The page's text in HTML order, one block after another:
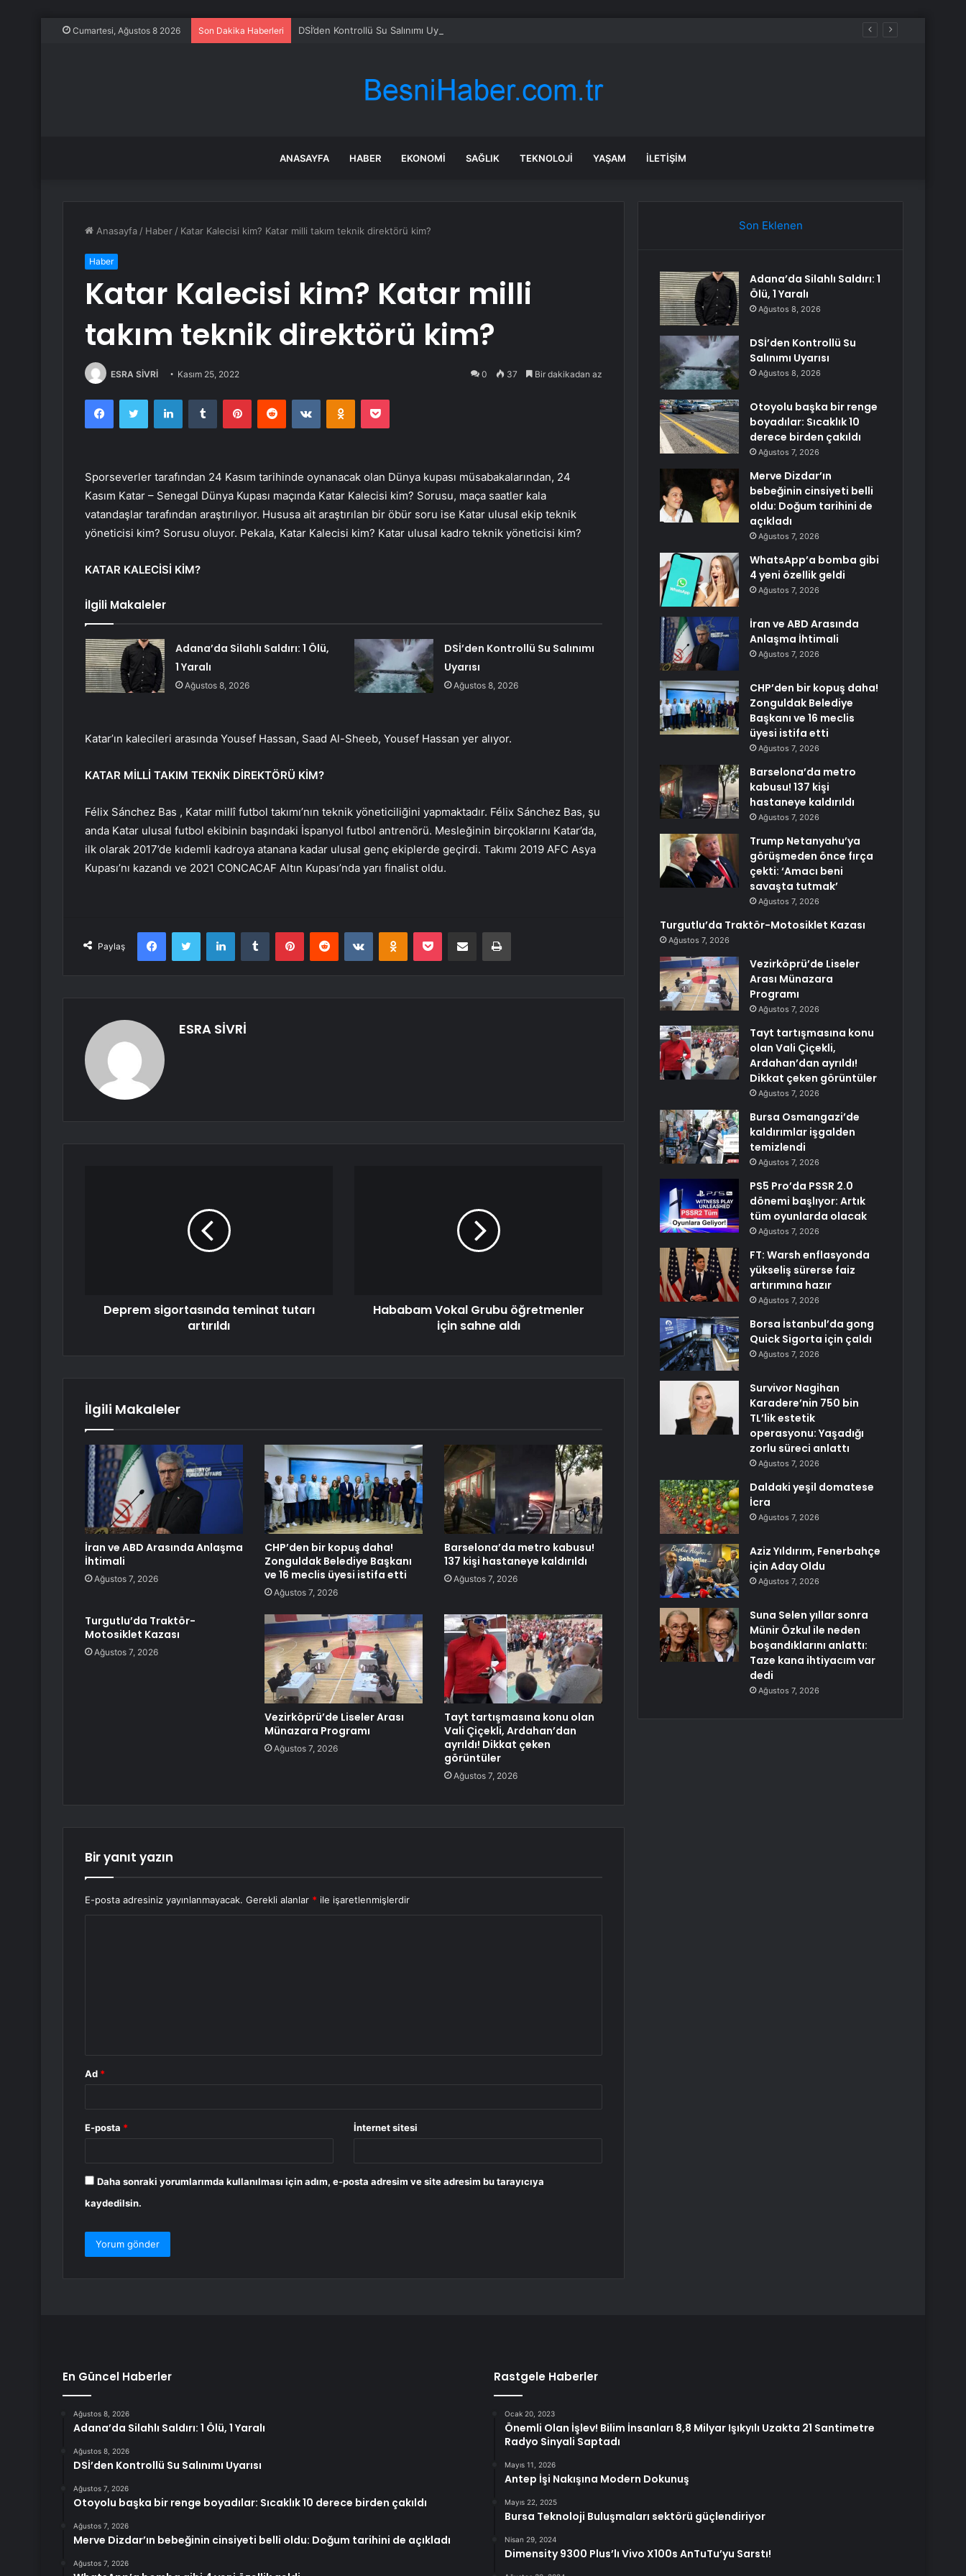
Cumartesi, Ağustos 8 2026 Son Dakika Haberleri DSİ’den Kontrollü Su Salınımı Uyarısı
ANASAYFA HABER EKONOMI SAĞLIK TEKNOLOJI YAŞAM İLETIŞIM
Anasayfa / Haber / Katar Kalecisi kim? Katar milli takım teknik direktörü kim?
Haber
Katar Kalecisi kim? Katar milli
takım teknik direktörü kim?
ESRA SİVRİ Kasım 25, 2022 0 37 Bir dakikadan az
FacebookTwitter LinkedInTumblr PinterestReddit VKontakteOdnoklassniki
Pocket
Sporseverler tarafından 24 Kasım tarihinde oynanacak olan Dünya kupası müsabakalarından, 24
Kasım Katar – Senegal Dünya Kupası maçında Katar Kalecisi kim? Sorusu, maça saatler kala
vatandaşlar tarafından araştırılıyor. Hususa ait araştırılan bir öbür soru ise Katar ulusal ekip teknik
yöneticisi kim? Sorusu oluyor. Pekala, Katar Kalecisi kim? Katar ulusal kadro teknik yöneticisi kim?
KATAR KALECİSİ KİM?
İlgili Makaleler
Adana’da Silahlı Saldırı: 1 Ölü,
1 Yaralı
Ağustos 8, 2026
DSİ’den Kontrollü Su Salınımı
Uyarısı
Ağustos 8, 2026
Katar’ın kalecileri arasında Yousef Hassan, Saad Al-Sheeb, Yousef Hassan yer alıyor.
KATAR MİLLİ TAKIM TEKNİK DİREKTÖRÜ KİM?
Félix Sánchez Bas , Katar millî futbol takımı’nın teknik yöneticiliğini yapmaktadır. Félix Sánchez Bas, şu
anda Katar ulusal futbol ekibinin başındaki İspanyol futbol antrenörü. Mesleğinin birçoklarını Katar’da,
ilk olarak 2017’de kıdemli kadroya atanana kadar ulusal genç ekiplerde geçirdi. Takımı 2019 AFC Asya
Kupası’nı kazandı ve 2021 CONCACAF Altın Kupası’nda yarı finalist oldu.
Paylaş
FacebookTwitter LinkedInTumblr PinterestReddit VKontakteOdnoklassniki
Pocket E-Posta ile paylaş Yazdır
ESRA SİVRİ
Deprem sigortasında teminat tutarı
artırıldı
Hababam Vokal Grubu öğretmenler
için sahne aldı
İlgili Makaleler
İran ve ABD Arasında Anlaşma
İhtimali
Ağustos 7, 2026
CHP’den bir kopuş daha!
Zonguldak Belediye Başkanı
ve 16 meclis üyesi istifa etti
Ağustos 7, 2026
Barselona’da metro kabusu!
137 kişi hastaneye kaldırıldı
Ağustos 7, 2026
Turgutlu’da Traktör-
Motosiklet Kazası
Ağustos 7, 2026
Vezirköprü’de Liseler Arası
Münazara Programı
Ağustos 7, 2026
Tayt tartışmasına konu olan
Vali Çiçekli, Ardahan’dan
ayrıldı! Dikkat çeken
görüntüler
Ağustos 7, 2026
Bir yanıt yazın
E-posta adresiniz yayınlanmayacak. Gerekli alanlar * ile işaretlenmişlerdir
Ad *
E-posta * İnternet sitesi
Daha sonraki yorumlarımda kullanılması için adım, e-posta adresim ve site adresim bu tarayıcıya
kaydedilsin.
Son Eklenen
Adana’da Silahlı Saldırı: 1
Ölü, 1 Yaralı
Ağustos 8, 2026
DSİ’den Kontrollü Su
Salınımı Uyarısı
Ağustos 8, 2026
Otoyolu başka bir renge
boyadılar: Sıcaklık 10
derece birden çakıldı
Ağustos 7, 2026
Merve Dizdar’ın
bebeğinin cinsiyeti belli
oldu: Doğum tarihini de
açıkladı
Ağustos 7, 2026
WhatsApp’a bomba gibi
4 yeni özellik geldi
Ağustos 7, 2026
İran ve ABD Arasında
Anlaşma İhtimali
Ağustos 7, 2026
CHP’den bir kopuş daha!
Zonguldak Belediye
Başkanı ve 16 meclis
üyesi istifa etti
Ağustos 7, 2026
Barselona’da metro
kabusu! 137 kişi
hastaneye kaldırıldı
Ağustos 7, 2026
Trump Netanyahu’ya
görüşmeden önce fırça
çekti: ‘Amacı beni
savaşta tutmak’
Ağustos 7, 2026
Turgutlu’da Traktör-Motosiklet Kazası
Ağustos 7, 2026
Vezirköprü’de Liseler
Arası Münazara
Programı
Ağustos 7, 2026
Tayt tartışmasına konu
olan Vali Çiçekli,
Ardahan’dan ayrıldı!
Dikkat çeken görüntüler
Ağustos 7, 2026
Bursa Osmangazi’de
kaldırımlar işgalden
temizlendi
Ağustos 7, 2026
PS5 Pro’da PSSR 2.0
dönemi başlıyor: Artık
tüm oyunlarda olacak
Ağustos 7, 2026
FT: Warsh enflasyonda
yükseliş sürerse faiz
artırımına hazır
Ağustos 7, 2026
Borsa İstanbul’da gong
Quick Sigorta için çaldı
Ağustos 7, 2026
Survivor Nagihan
Karadere’nin 750 bin
TL’lik estetik
operasyonu: Yaşadığı
zorlu süreci anlattı
Ağustos 7, 2026
Daldaki yeşil domatese
İcra
Ağustos 7, 2026
Aziz Yıldırım, Fenerbahçe
için Aday Oldu
Ağustos 7, 2026
Suna Selen yıllar sonra
Münir Özkul ile neden
boşandıklarını anlattı:
Taze kana ihtiyacım var
dedi
Ağustos 7, 2026
En Güncel Haberler
Ağustos 8, 2026
Adana’da Silahlı Saldırı: 1 Ölü, 1 Yaralı
Ağustos 8, 2026
DSİ’den Kontrollü Su Salınımı Uyarısı
Ağustos 7, 2026
Otoyolu başka bir renge boyadılar: Sıcaklık 10 derece birden çakıldı
Ağustos 7, 2026
Merve Dizdar’ın bebeğinin cinsiyeti belli oldu: Doğum tarihini de açıkladı
Ağustos 7, 2026
Rastgele Haberler
Ocak 20, 2023
Önemli Olan İşlev! Bilim İnsanları 8,8 Milyar Işıkyılı Uzakta 21 Santimetre
Radyo Sinyali Saptadı
Mayıs 11, 2026
Antep İşi Nakışına Modern Dokunuş
Mayıs 22, 2025
Bursa Teknoloji Buluşmaları sektörü güçlendiriyor
Nisan 29, 2024
Dimensity 9300 Plus’lı Vivo X100s AnTuTu’yu Sarstı!